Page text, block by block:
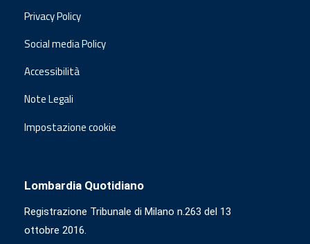
Privacy Policy
Social media Policy
Accessibilità
Note Legali
Impostazione cookie
Lombardia Quotidiano
Registrazione Tribunale di Milano n.263 del 13
ottobre 2016.